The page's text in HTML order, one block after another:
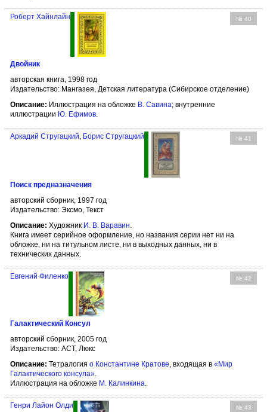
№ 40
Роберт Хайнлайн
Двойник
авторская книга, 1998 год
Издательство: Мангазея, Детская литература (Сибирское отделение)
Описание: Иллюстрация на обложке В. Савина; внутренние
иллюстрации Ю. Ефимов
№ 41
Аркадий Стругацкий Борис Стругацкий
Поиск предназначения
авторский сборник, 1997 год
Издательство: Эксмо, Текст
Описание: Художник И. В. Варавин.
Книга имеет серийное оформление, но названия серии нет ни на
обложке, ни на титульном листе, ни в выходных данных, ни в
технических данных.
№ 42
Евгений Филенко
Галактический Консул
авторский сборник, 2005 год
Издательство: АСТ, Люкс
Описание: Тетралогия о Константине Кратове , входящая в «Мир
Галактического консула»
Иллюстрация на обложке М. Калинкина
№ 43
Генри Лайон Олди